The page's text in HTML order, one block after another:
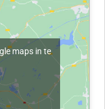
maps in te